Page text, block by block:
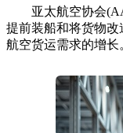
亚太航空协会
提前装船和将货物改
航空货运需求的增长